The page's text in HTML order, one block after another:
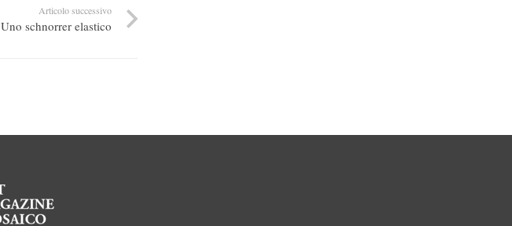
Articolo successivo
Uno schnorrer elastico